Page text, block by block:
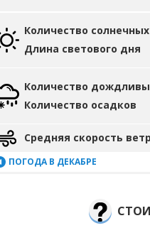
Количество
Длина светового дня
Количество
Количество осадков
Средняя скорость
ПОГОДА В ДЕКАБРЕ